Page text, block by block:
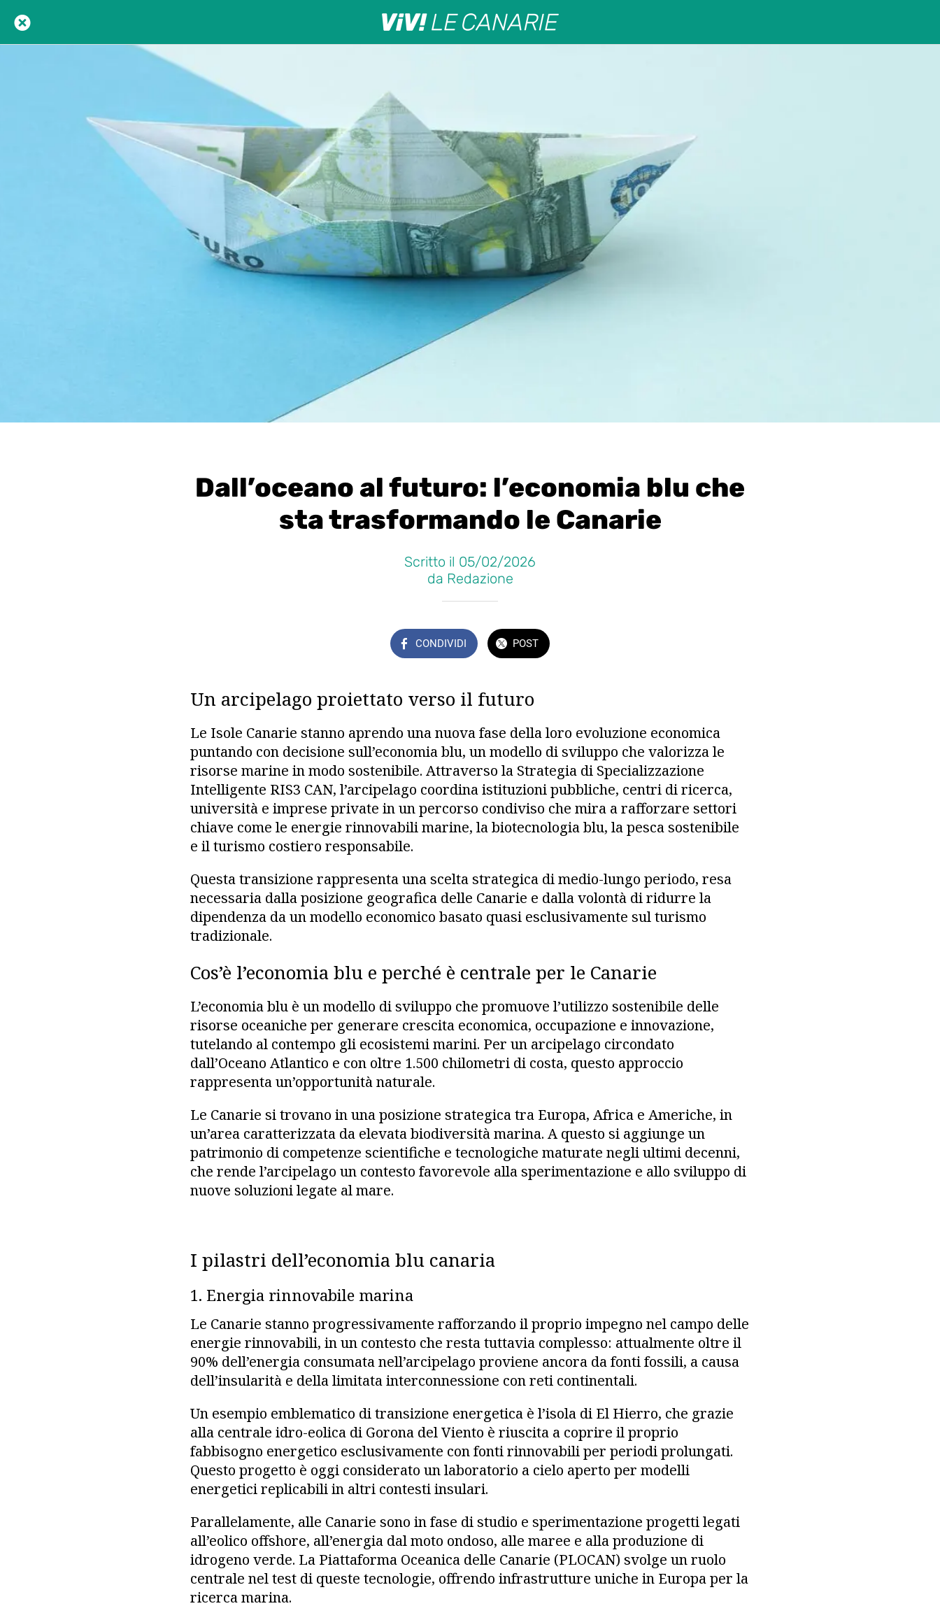
Dall’oceano al futuro: l’economia blu che
sta trasformando le Canarie
Scritto il 05/02/2026
da Redazione
CONDIVIDI POST
Un arcipelago proiettato verso il futuro
Le Isole Canarie stanno aprendo una nuova fase della loro evoluzione economica
puntando con decisione sull’economia blu, un modello di sviluppo che valorizza le
risorse marine in modo sostenibile. Attraverso la Strategia di Specializzazione
Intelligente RIS3 CAN, l’arcipelago coordina istituzioni pubbliche, centri di ricerca,
università e imprese private in un percorso condiviso che mira a rafforzare settori
chiave come le energie rinnovabili marine, la biotecnologia blu, la pesca sostenibile
e il turismo costiero responsabile.
Questa transizione rappresenta una scelta strategica di medio-lungo periodo, resa
necessaria dalla posizione geografica delle Canarie e dalla volontà di ridurre la
dipendenza da un modello economico basato quasi esclusivamente sul turismo
tradizionale.
Cos’è l’economia blu e perché è centrale per le Canarie
L’economia blu è un modello di sviluppo che promuove l’utilizzo sostenibile delle
risorse oceaniche per generare crescita economica, occupazione e innovazione,
tutelando al contempo gli ecosistemi marini. Per un arcipelago circondato
dall’Oceano Atlantico e con oltre 1.500 chilometri di costa, questo approccio
rappresenta un’opportunità naturale.
Le Canarie si trovano in una posizione strategica tra Europa, Africa e Americhe, in
un’area caratterizzata da elevata biodiversità marina. A questo si aggiunge un
patrimonio di competenze scientifiche e tecnologiche maturate negli ultimi decenni,
che rende l’arcipelago un contesto favorevole alla sperimentazione e allo sviluppo di
nuove soluzioni legate al mare.
I pilastri dell’economia blu canaria
1. Energia rinnovabile marina
Le Canarie stanno progressivamente rafforzando il proprio impegno nel campo delle
energie rinnovabili, in un contesto che resta tuttavia complesso: attualmente oltre il
90% dell’energia consumata nell’arcipelago proviene ancora da fonti fossili, a causa
dell’insularità e della limitata interconnessione con reti continentali.
Un esempio emblematico di transizione energetica è l’isola di El Hierro, che grazie
alla centrale idro-eolica di Gorona del Viento è riuscita a coprire il proprio
fabbisogno energetico esclusivamente con fonti rinnovabili per periodi prolungati.
Questo progetto è oggi considerato un laboratorio a cielo aperto per modelli
energetici replicabili in altri contesti insulari.
Parallelamente, alle Canarie sono in fase di studio e sperimentazione progetti legati
all’eolico offshore, all’energia dal moto ondoso, alle maree e alla produzione di
idrogeno verde. La Piattaforma Oceanica delle Canarie (PLOCAN) svolge un ruolo
centrale nel test di queste tecnologie, offrendo infrastrutture uniche in Europa per la
ricerca marina.